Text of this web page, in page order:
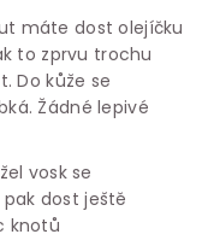
máte dost olejíčku
to zprvu trochu
Do kůže se
Žádné lepivé
vosk se
dost ještě
knotů